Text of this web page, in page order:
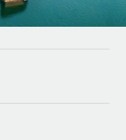
voor je team